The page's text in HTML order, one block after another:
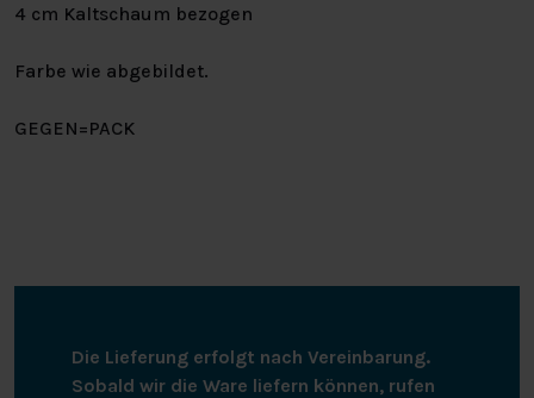
4 cm Kaltschaum bezogen
Farbe wie abgebildet.
GEGEN=PACK
Die Lieferung erfolgt nach Vereinbarung.
Sobald wir die Ware liefern können, rufen